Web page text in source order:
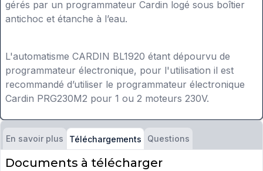
gérés par un programmateur Cardin logé sous boîtier
antichoc et étanche à l’eau.
L'automatisme CARDIN BL1920 étant dépourvu de
programmateur électronique, pour l'utilisation il est
recommandé d’utiliser le programmateur électronique
Cardin PRG230M2 pour 1 ou 2 moteurs 230V.
En savoir plus Téléchargements Questions
Documents à télécharger